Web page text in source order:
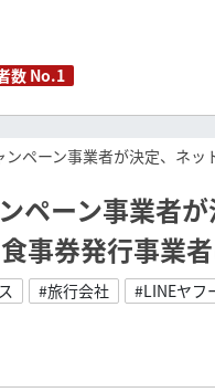
数 No.1
ンペーン事業者が決定、ネ
ペーン事業者
事券発行事業
#旅行会社 #LINEヤフ